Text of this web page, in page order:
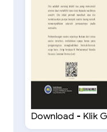
Download - Klik